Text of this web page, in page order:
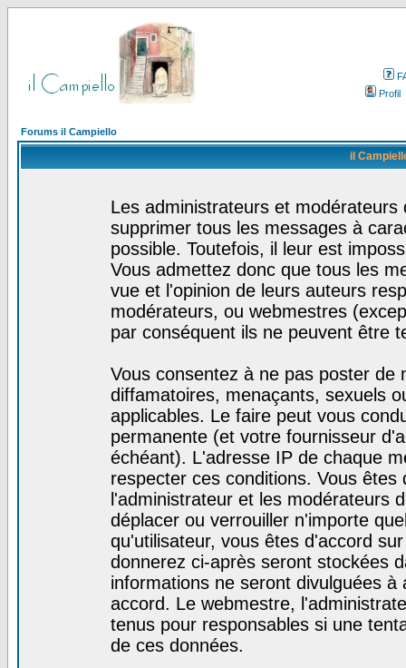
Profil
Forums il Campiello
il
Les administrateurs et
supprimer tous les messages à
possible. Toutefois, il leur est
Vous admettez donc que tous les
vue et l'opinion de leurs auteurs
modérateurs, ou webmestres
par conséquent ils ne peuvent être
Vous consentez à ne pas poster de
diffamatoires, menaçants, sexuels
applicables. Le faire peut vous
permanente (et votre fournisseur
échéant). L'adresse IP de chaque
respecter ces conditions. Vous
l'administrateur et les modérateurs
déplacer ou verrouiller n'importe
qu'utilisateur, vous êtes d'accord
donnerez ci-après seront stockées
informations ne seront divulguées
accord. Le webmestre,
tenus pour responsables si une
de ces données.